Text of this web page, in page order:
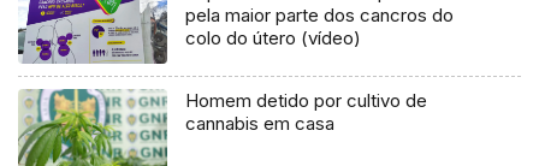
pela maior parte dos cancros do
colo do útero (vídeo)
Homem detido por cultivo de
cannabis em casa